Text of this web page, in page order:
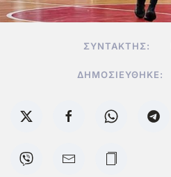
ΣΥΝΤΆΚΤΗΣ:
ΔΗΜΟΣΙΕΎΘΗΚΕ: